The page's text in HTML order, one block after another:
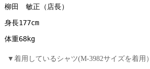
柳田　敏正（店長）
身長177cm
体重68kg
▼着用しているシャツ(M-3982サイズを着用）